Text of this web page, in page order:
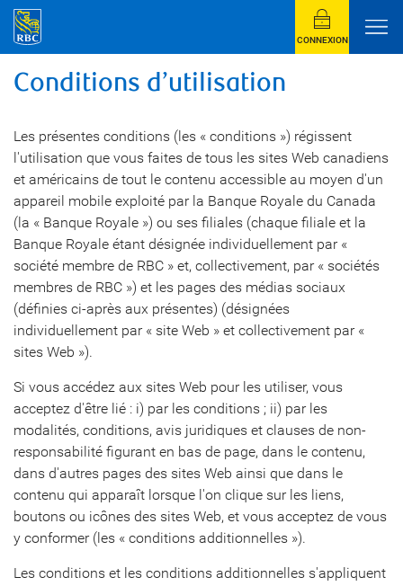
CONNEXION
Conditions d’utilisation
Les présentes conditions (les « conditions ») régissent
l'utilisation que vous faites de tous les sites Web canadiens
et américains de tout le contenu accessible au moyen d'un
appareil mobile exploité par la Banque Royale du Canada
(la « Banque Royale ») ou ses filiales (chaque filiale et la
Banque Royale étant désignée individuellement par «
société membre de RBC » et, collectivement, par « sociétés
membres de RBC ») et les pages des médias sociaux
(définies ci-après aux présentes) (désignées
individuellement par « site Web » et collectivement par «
sites Web »).
Si vous accédez aux sites Web pour les utiliser, vous
acceptez d'être lié : i) par les conditions ; ii) par les
modalités, conditions, avis juridiques et clauses de non-
responsabilité figurant en bas de page, dans le contenu,
dans d'autres pages des sites Web ainsi que dans le
contenu qui apparaît lorsque l'on clique sur les liens,
boutons ou icônes des sites Web, et vous acceptez de vous
y conformer (les « conditions additionnelles »).
Les conditions et les conditions additionnelles s'appliquent